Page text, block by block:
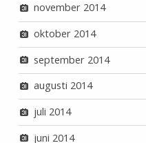
november 2014
oktober 2014
september 2014
augusti 2014
juli 2014
juni 2014